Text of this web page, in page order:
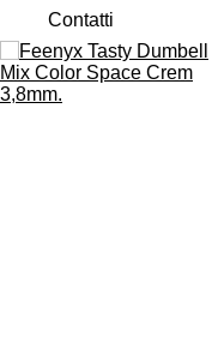
Contatti